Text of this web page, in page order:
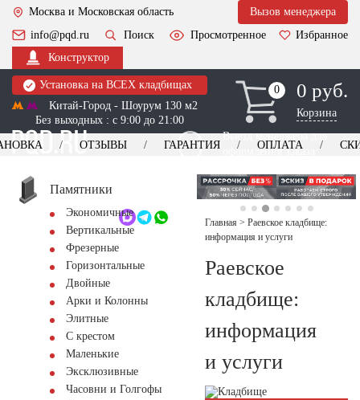
Москва и Московская область
Вызов менеджера
info@pqd.ru
Поиск Просмотренное
Избранное
Конструктор
Установка на ВСЕХ кладбищах
Китай-Город - Шоурум 130 м2
Без выходных : с 9:00 до 21:00
0
0 0 руб.
Корзина
Выезд менеджера для
оформления заказа
+7 (495) 518-44-23
Обратный звонок
ОТЗЫВЫ ГАРАНТИЯ ОПЛАТА
Памятники
Экономичные
Вертикальные
Фрезерные
Горизонтальные
Двойные
Арки и Колонны
Элитные
С крестом
Маленькие
Эксклюзивные
Часовни и Голгофы
Главная > Раевское кладбище:
информация и услуги
Раевское
кладбище:
информация
и услуги